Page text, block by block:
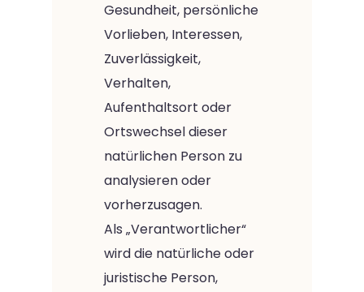
Gesundheit, persönliche
Vorlieben, Interessen,
Zuverlässigkeit,
Verhalten,
Aufenthaltsort oder
Ortswechsel dieser
natürlichen Person zu
analysieren oder
vorherzusagen.
Als „Verantwortlicher“
wird die natürliche oder
juristische Person,